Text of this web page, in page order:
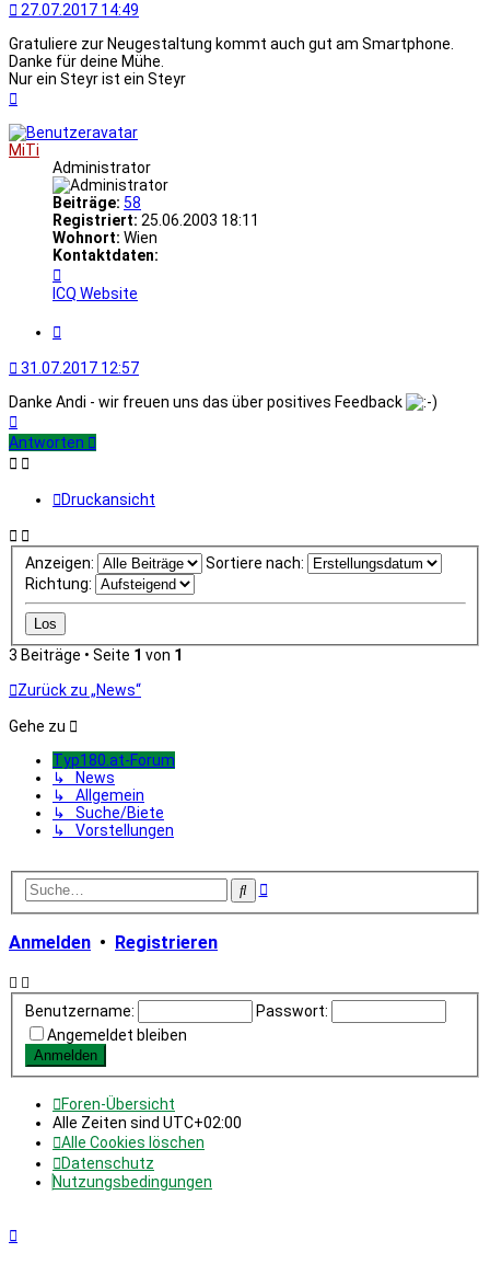
27.07.2017 14:49
Gratuliere zur Neugestaltung kommt auch gut am Smartphone.
Danke für deine Mühe.
Nur ein Steyr ist ein Steyr
MiTi
Administrator
Beiträge: 58
Registriert: 25.06.2003 18:11
Wohnort: Wien
Kontaktdaten:
von
MiTi
ICQ Website
31.07.2017 12:57
Danke Andi - wir freuen uns das über positives Feedback
oben
Antworten
Druckansicht
Anzeigen:
Sortiere nach:
Richtung:
3 Beiträge • Seite 1 von 1
Zurück zu „News“
Gehe zu
Typ180.at-Forum
↳ News
↳ Allgemein
↳ Suche/Biete
↳ Vorstellungen
SucheErweiterte
Anmelden • Registrieren
Benutzername:
Passwort:
Angemeldet bleiben
Foren-Übersicht
Alle Zeiten sind UTC+02:00
Alle Cookies löschen
Datenschutz
Nutzungsbedingungen